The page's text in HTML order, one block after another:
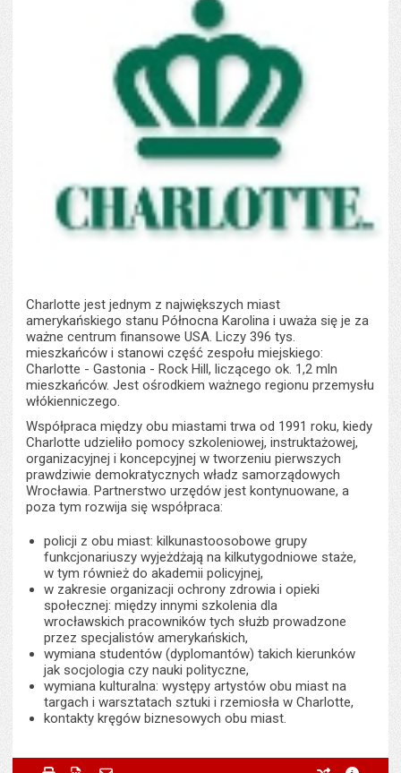
Charlotte jest jednym z największych miast
amerykańskiego stanu Północna Karolina i uważa się je za
ważne centrum finansowe USA. Liczy 396 tys.
mieszkańców i stanowi część zespołu miejskiego:
Charlotte - Gastonia - Rock Hill, liczącego ok. 1,2 mln
mieszkańców. Jest ośrodkiem ważnego regionu przemysłu
włókienniczego.
Współpraca między obu miastami trwa od 1991 roku, kiedy
Charlotte udzieliło pomocy szkoleniowej, instruktażowej,
organizacyjnej i koncepcyjnej w tworzeniu pierwszych
prawdziwie demokratycznych władz samorządowych
Wrocławia. Partnerstwo urzędów jest kontynuowane, a
poza tym rozwija się współpraca:
policji z obu miast: kilkunastoosobowe grupy
funkcjonariuszy wyjeżdżają na kilkutygodniowe staże,
w tym również do akademii policyjnej,
w zakresie organizacji ochrony zdrowia i opieki
społecznej: między innymi szkolenia dla
wrocławskich pracowników tych służb prowadzone
przez specjalistów amerykańskich,
wymiana studentów (dyplomantów) takich kierunków
jak socjologia czy nauki polityczne,
wymiana kulturalna: występy artystów obu miast na
targach i warsztatach sztuki i rzemiosła w Charlotte,
kontakty kręgów biznesowych obu miast.
Metryczka
Powiadom znajomego